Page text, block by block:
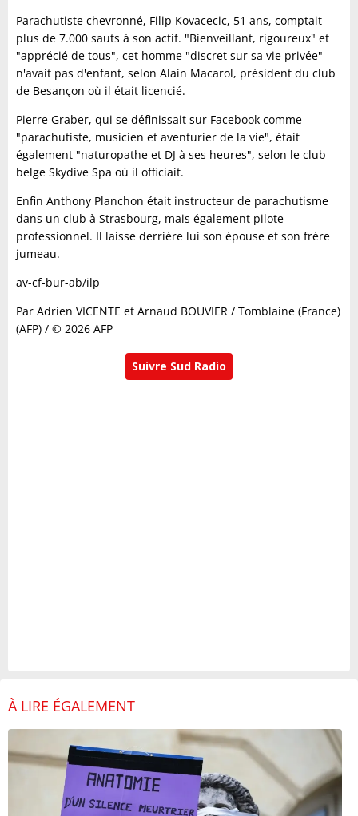
Parachutiste chevronné, Filip Kovacecic, 51 ans, comptait
plus de 7.000 sauts à son actif. "Bienveillant, rigoureux" et
"apprécié de tous", cet homme "discret sur sa vie privée"
n'avait pas d'enfant, selon Alain Macarol, président du club
de Besançon où il était licencié.
Pierre Graber, qui se définissait sur Facebook comme
"parachutiste, musicien et aventurier de la vie", était
également "naturopathe et DJ à ses heures", selon le club
belge Skydive Spa où il officiait.
Enfin Anthony Planchon était instructeur de parachutisme
dans un club à Strasbourg, mais également pilote
professionnel. Il laisse derrière lui son épouse et son frère
jumeau.
av-cf-bur-ab/ilp
Par Adrien VICENTE et Arnaud BOUVIER / Tomblaine (France)
(AFP) / © 2026 AFP
Suivre Sud Radio
À LIRE ÉGALEMENT